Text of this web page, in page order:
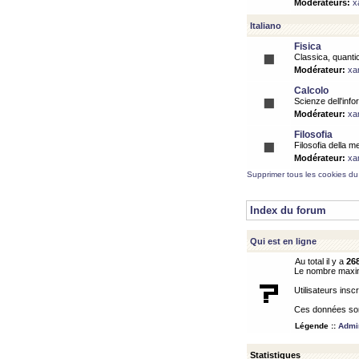
Modérateurs:
Italiano
Fisica
Classica,
Modérateur:
Calcolo
Scienze
Modérateur:
Filosofia
Filosofia della
Modérateur:
Supprimer tous les cookies
Index du forum
Qui est en ligne
Au total il y a
Le nombre
Utilisateurs
Ces données
Légende ::
Statistiques